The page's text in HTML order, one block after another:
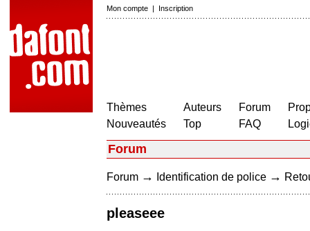
Mon compte | Inscription
Thèmes
Nouveautés
Auteurs
Top
Forum
FAQ
Forum
Forum → Identification de police →
pleaseee